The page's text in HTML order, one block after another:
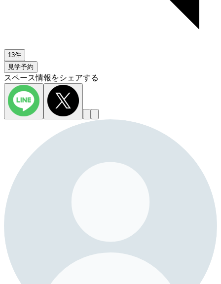
13件
見学予約
スペース情報をシェアする